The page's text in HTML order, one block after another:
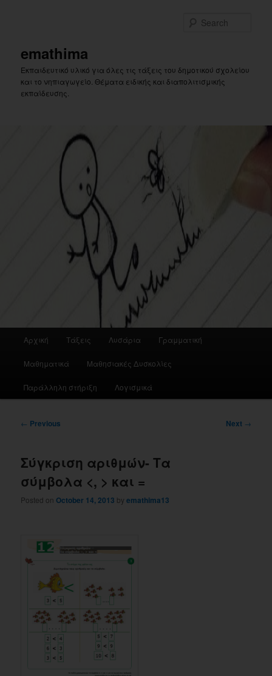
emathima
Εκπαιδευτικό υλικό για όλες τις τάξεις του δημοτικού σχολείου
και το νηπιαγωγείο. Θέματα ειδικής και διαπολιτισμικής
εκπαίδευσης.
Αρχική Τάξεις Λυσάρια Γραμματική
Μαθηματικά Μαθησιακές Δυσκολίες
Παράλληλη στήριξη Λογισμικά
Post
← Previous Next →
Σύγκριση αριθμών- Τα
σύμβολα <, > και =
Posted onOctober 14, 2013 byemathima13